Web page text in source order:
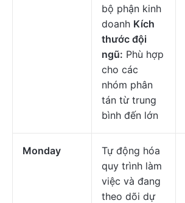
bộ phận kinh
doanh Kích
thước đội
ngũ: Phù hợp
cho các
nhóm phân
tán từ trung
bình đến lớn
Monday
Tự động hóa
quy trình làm
việc và đang
theo dõi dự